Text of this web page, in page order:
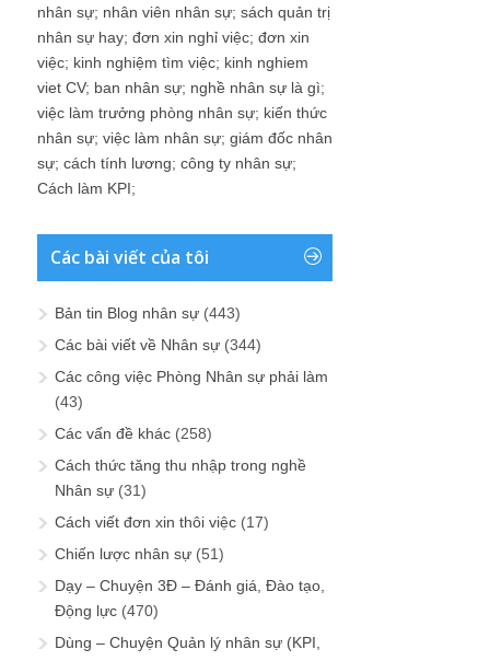
nhân sự; nhân viên nhân sự; sách quản trị
nhân sự hay; đơn xin nghỉ việc; đơn xin
việc; kinh nghiệm tìm việc; kinh nghiem
viet CV; ban nhân sự; nghề nhân sự là gì;
việc làm trưởng phòng nhân sự; kiến thức
nhân sự; việc làm nhân sự; giám đốc nhân
sự; cách tính lương; công ty nhân sự;
Cách làm KPI;
Các bài viết của tôi
Bản tin Blog nhân sự (443)
Các bài viết về Nhân sự (344)
Các công việc Phòng Nhân sự phải làm
(43)
Các vấn đề khác (258)
Cách thức tăng thu nhập trong nghề
Nhân sự (31)
Cách viết đơn xin thôi việc (17)
Chiến lược nhân sự (51)
Dạy – Chuyện 3Đ – Đánh giá, Đào tạo,
Động lực (470)
Dùng – Chuyện Quản lý nhân sự (KPI,